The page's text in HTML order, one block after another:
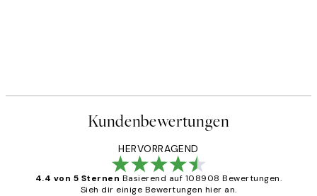
Kundenbewertungen
HERVORRAGEND
4.4 von 5 Sternen Basierend auf 108908 Bewertungen.
Sieh dir einige Bewertungen hier an.